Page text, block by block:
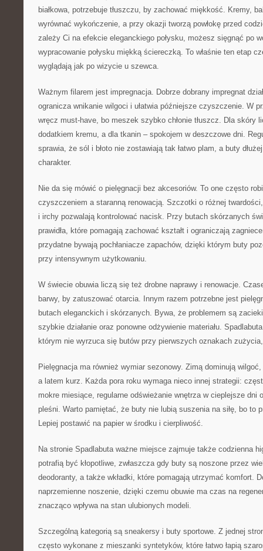
białkowa, potrzebuje tłuszczu, by zachować miękkość. Kremy,
wyrównać wykończenie, a przy okazji tworzą powłokę przed
zależy Ci na efekcie eleganckiego połysku, możesz sięgnąć po
wypracowanie połysku miękką ściereczką. To właśnie ten etap
wyglądają jak po wizycie u szewca.
Ważnym filarem jest impregnacja. Dobrze dobrany impregnat
ogranicza wnikanie wilgoci i ułatwia późniejsze czyszczenie. W
wręcz must-have, bo meszek szybko chłonie tłuszcz. Dla skóry
dodatkiem kremu, a dla tkanin – spokojem w deszczowe dni.
sprawia, że sól i błoto nie zostawiają tak łatwo plam, a buty
charakter.
Nie da się mówić o pielęgnacji bez akcesoriów. To one często
czyszczeniem a staranną renowacją. Szczotki o różnej
i irchy pozwalają kontrolować nacisk. Przy butach skórzanych
prawidła, które pomagają zachować kształt i ograniczają
przydatne bywają pochłaniacze zapachów, dzięki którym buty
przy intensywnym użytkowaniu.
W świecie obuwia liczą się też drobne naprawy i renowacje.
barwy, by zatuszować otarcia. Innym razem potrzebne jest
butach eleganckich i skórzanych. Bywa, że problemem są
szybkie działanie oraz ponowne odżywienie materiału.
którym nie wyrzuca się butów przy pierwszych oznakach
Pielęgnacja ma również wymiar sezonowy. Zimą dominują
a latem kurz. Każda pora roku wymaga nieco innej strategii:
mokre miesiące, regularne odświeżanie wnętrza w cieplejsze dni
pleśni. Warto pamiętać, że buty nie lubią suszenia na siłę, bo to
Lepiej postawić na papier w środku i cierpliwość.
Na stronie Spadlabuta ważne miejsce zajmuje także codzienna
potrafią być kłopotliwe, zwłaszcza gdy buty są noszone przez
deodoranty, a także wkładki, które pomagają utrzymać komfort.
naprzemienne noszenie, dzięki czemu obuwie ma czas na
znacząco wpływa na stan ulubionych modeli.
Szczególną kategorią są sneakersy i buty sportowe. Z jednej
często wykonane z mieszanki syntetyków, które łatwo łapią